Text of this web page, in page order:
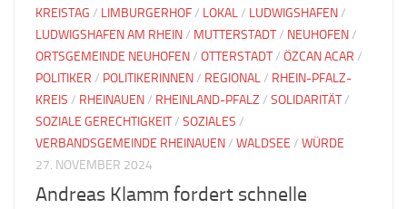
KREISTAG / LIMBURGERHOF/ LOKAL/ LUDWIGSHAFEN/
LUDWIGSHAFEN AM RHEIN/ MUTTERSTADT/ NEUHOFEN/
ORTSGEMEINDE NEUHOFEN/ OTTERSTADT/ ÖZCAN ACAR /
POLITIKER / POLITIKERINNEN/ REGIONAL/ RHEIN-PFALZ-
KREIS / RHEINAUEN/ RHEINLAND-PFALZ / SOLIDARITÄT/
SOZIALE GERECHTIGKEIT/ SOZIALES /
VERBANDSGEMEINDE RHEINAUEN/ WALDSEE / WÜRDE
27. NOVEMBER 2024
Andreas Klamm fordert schnelle